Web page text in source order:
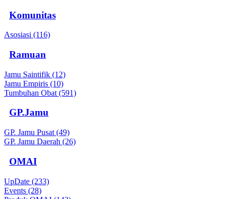
Komunitas
Asosiasi (116)
Ramuan
Jamu Saintifik (12)
Jamu Empiris (10)
Tumbuhan Obat (591)
GP.Jamu
GP. Jamu Pusat (49)
GP. Jamu Daerah (26)
OMAI
UpDate (233)
Events (28)